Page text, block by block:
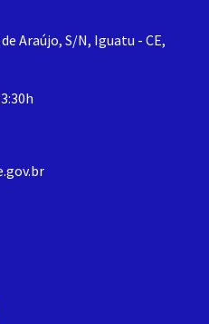
Araújo, S/N, Iguatu - CE,